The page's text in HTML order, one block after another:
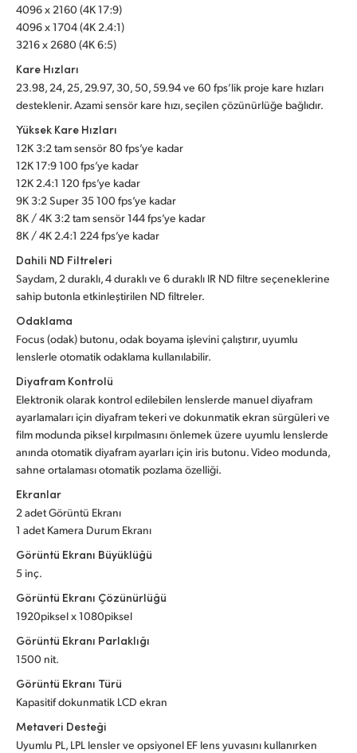
4096 x 2160 (4K 17:9)
4096 x 1704 (4K 2.4:1)
3216 x 2680 (4K 6:5)
Kare Hızları
23.98, 24, 25, 29.97, 30, 50, 59.94 ve 60 fps’lik proje kare hızları
desteklenir. Azami sensör kare hızı, seçilen çözünürlüğe bağlıdır.
Yüksek Kare Hızları
12K 3:2 tam sensör 80 fps’ye kadar
12K 17:9 100 fps’ye kadar
12K 2.4:1 120 fps’ye kadar
9K 3:2 Super 35 100 fps’ye kadar
8K / 4K 3:2 tam sensör 144 fps’ye kadar
8K / 4K 2.4:1 224 fps’ye kadar
Dahili ND Filtreleri
Saydam, 2 duraklı, 4 duraklı ve 6 duraklı IR ND filtre seçeneklerine
sahip butonla etkinleştirilen ND filtreler.
Odaklama
Focus (odak) butonu, odak boyama işlevini çalıştırır, uyumlu
lenslerle otomatik odaklama kullanılabilir.
Diyafram Kontrolü
Elektronik olarak kontrol edilebilen lenslerde manuel diyafram
ayarlamaları için diyafram tekeri ve dokunmatik ekran sürgüleri ve
film modunda piksel kırpılmasını önlemek üzere uyumlu lenslerde
anında otomatik diyafram ayarları için iris butonu. Video modunda,
sahne ortalaması otomatik pozlama özelliği.
Ekranlar
2 adet Görüntü Ekranı
1 adet Kamera Durum Ekranı
Görüntü Ekranı Büyüklüğü
5 inç.
Görüntü Ekranı Çözünürlüğü
1920piksel x 1080piksel
Görüntü Ekranı Parlaklığı
1500 nit.
Görüntü Ekranı Türü
Kapasitif dokunmatik LCD ekran
Metaveri Desteği
Uyumlu PL, LPL lensler ve opsiyonel EF lens yuvasını kullanırken